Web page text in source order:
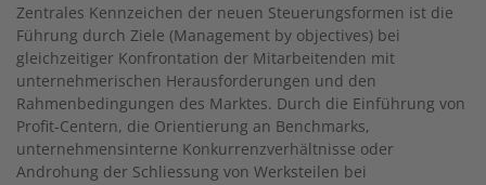
Zentrales Kennzeichen der neuen Steuerungsformen ist die
Führung durch Ziele (Management by objectives) bei
gleichzeitiger Konfrontation der Mitarbeitenden mit
unternehmerischen Herausforderungen und den
Rahmenbedingungen des Marktes. Durch die Einführung von
Profit-Centern, die Orientierung an Benchmarks,
unternehmensinterne Konkurrenzverhältnisse oder
Androhung der Schliessung von Werksteilen bei